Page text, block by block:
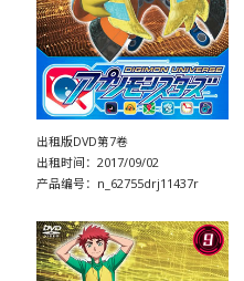
出租版DVD第7卷
出租时间：2017/09/02
产品编号：n_62755drj11437r